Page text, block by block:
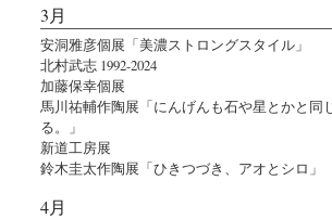
3月
安洞雅彦個展「美濃ストロングスタイル」
北村武志 1992-2024
加藤保幸個展
馬川祐輔作陶展「にんげんも石や星とかと同
る。」
新道工房展
鈴木圭太作陶展「ひきつづき、アオとシロ」
4月